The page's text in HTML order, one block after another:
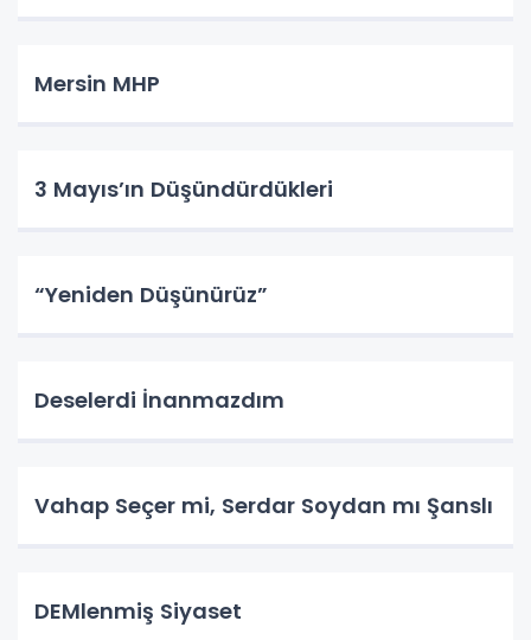
Mersin MHP
3 Mayıs’ın Düşündürdükleri
“Yeniden Düşünürüz”
Deselerdi İnanmazdım
Vahap Seçer mi, Serdar Soydan mı Şanslı
DEMlenmiş Siyaset